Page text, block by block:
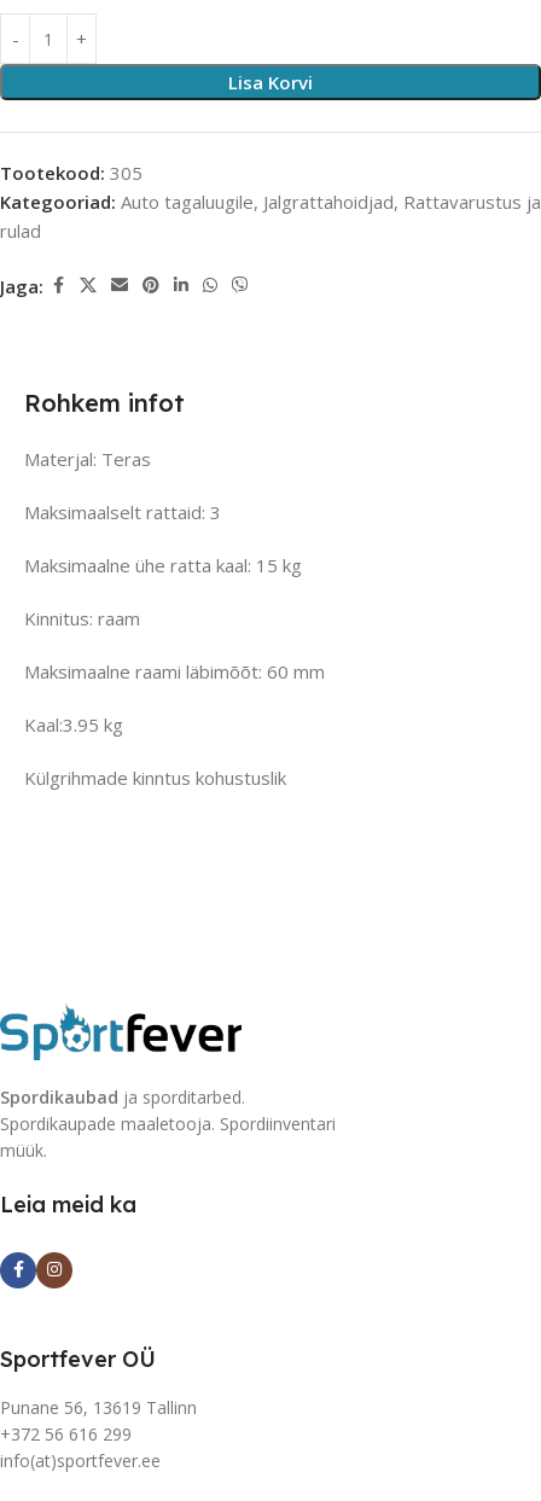
Lisa Korvi
Tootekood: 305
Kategooriad: Auto tagaluugile, Jalgrattahoidjad, Rattavarustus ja
rulad
Jaga:
Rohkem infot
Materjal: Teras
Maksimaalselt rattaid: 3
Maksimaalne ühe ratta kaal: 15 kg
Kinnitus: raam
Maksimaalne raami läbimõõt: 60 mm
Kaal:3.95 kg
Külgrihmade kinntus kohustuslik
Spordikaubad ja sporditarbed.
Spordikaupade maaletooja. Spordiinventari
müük.
Leia meid ka
Sportfever OÜ
Punane 56, 13619 Tallinn
+372 56 616 299
info(at)sportfever.ee